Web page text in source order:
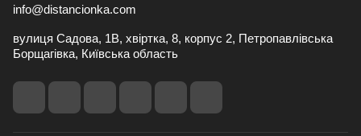
info@distancionka.com
вулиця Садова, 1В, хвіртка, 8, корпус 2, Петропавлівська
Борщагівка, Київська область